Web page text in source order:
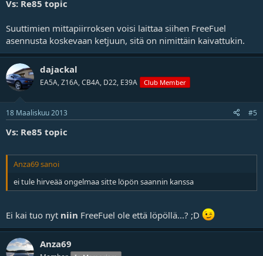
Vs: Re85 topic
Suuttimien mittapiirroksen voisi laittaa siihen FreeFuel
asennusta koskevaan ketjuun, sitä on nimittäin kaivattukin.
dajackal
EA5A, Z16A, CB4A, D22, E39A Club Member
18 Maaliskuu 2013 #5
Vs: Re85 topic
Anza69 sanoi
ei tule hirveää ongelmaa sitte löpön saannin kanssa
Ei kai tuo nyt niin FreeFuel ole että löpöllä...? ;D
Anza69